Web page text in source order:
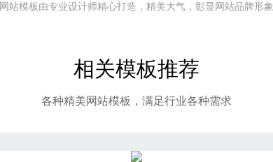
网站模板由专业设计师精心打造，精美大气，彰显网站品牌形象
相关模板推荐
各种精美网站模板，满足行业各种需求